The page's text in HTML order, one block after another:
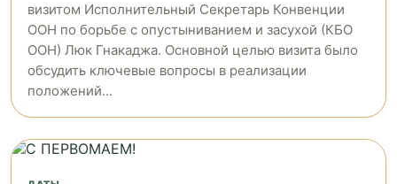
визитом Исполнительный Секретарь Конвенции
ООН по борьбе с опустыниванием и засухой (КБО
ООН) Люк Гнакаджа. Основной целью визита было
обсудить ключевые вопросы в реализации
положений...